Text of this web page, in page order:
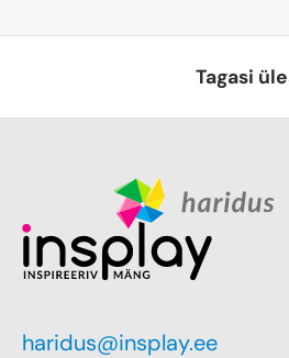
Tagasi
haridus@insplay.ee